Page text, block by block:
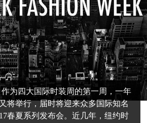
作为四大国际时装周的第一周，一年
将举行，届时将迎来众多国际知名
春夏系列发布会。近几年，纽约时